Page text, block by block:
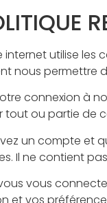
internet utilise les
nous permettre
connexion à
ou partie de
un compte et
Il ne contient
vous